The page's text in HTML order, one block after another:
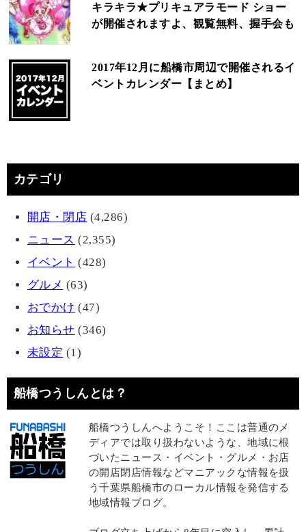
キラキラ★プリキュアラモード ショー
が開催されますよ、観覧無料、握手会も
2017年12月に船橋市周辺で開催されるイ
ベントカレンダー【まとめ】
カテゴリ
開店・閉店 (4,286)
ニュース (2,355)
イベント (428)
グルメ (63)
おでかけ (47)
お知らせ (346)
未設定 (1)
船橋つうしんとは？
船橋つうしんへようこそ！ここは普通のメ
ディアでは取り扱わないような、地域に根
づいたニュース・イベント・グルメ・お店
の開店閉店情報などマニアックな情報を扱
う千葉県船橋市のローカル情報を発信する
地域情報ブログ。